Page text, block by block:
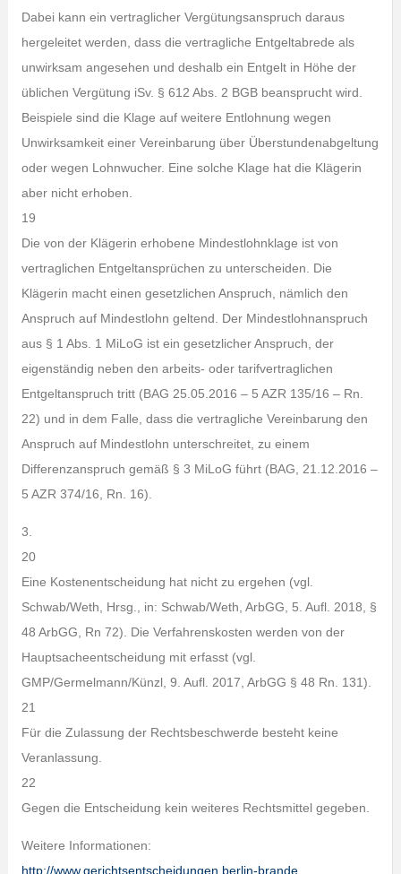
Dabei kann ein vertraglicher Vergütungsanspruch daraus
hergeleitet werden, dass die vertragliche Entgeltabrede als
unwirksam angesehen und deshalb ein Entgelt in Höhe der
üblichen Vergütung iSv. § 612 Abs. 2 BGB beansprucht wird.
Beispiele sind die Klage auf weitere Entlohnung wegen
Unwirksamkeit einer Vereinbarung über Überstundenabgeltung
oder wegen Lohnwucher. Eine solche Klage hat die Klägerin
aber nicht erhoben.
19
Die von der Klägerin erhobene Mindestlohnklage ist von
vertraglichen Entgeltansprüchen zu unterscheiden. Die
Klägerin macht einen gesetzlichen Anspruch, nämlich den
Anspruch auf Mindestlohn geltend. Der Mindestlohnanspruch
aus § 1 Abs. 1 MiLoG ist ein gesetzlicher Anspruch, der
eigenständig neben den arbeits- oder tarifvertraglichen
Entgeltanspruch tritt (BAG 25.05.2016 – 5 AZR 135/16 – Rn.
22) und in dem Falle, dass die vertragliche Vereinbarung den
Anspruch auf Mindestlohn unterschreitet, zu einem
Differenzanspruch gemäß § 3 MiLoG führt (BAG, 21.12.2016 –
5 AZR 374/16, Rn. 16).
3.
20
Eine Kostenentscheidung hat nicht zu ergehen (vgl.
Schwab/Weth, Hrsg., in: Schwab/Weth, ArbGG, 5. Aufl. 2018, §
48 ArbGG, Rn 72). Die Verfahrenskosten werden von der
Hauptsacheentscheidung mit erfasst (vgl.
GMP/Germelmann/Künzl, 9. Aufl. 2017, ArbGG § 48 Rn. 131).
21
Für die Zulassung der Rechtsbeschwerde besteht keine
Veranlassung.
22
Gegen die Entscheidung kein weiteres Rechtsmittel gegeben.
Weitere Informationen:
http://www.gerichtsentscheidungen.berlin-brande…